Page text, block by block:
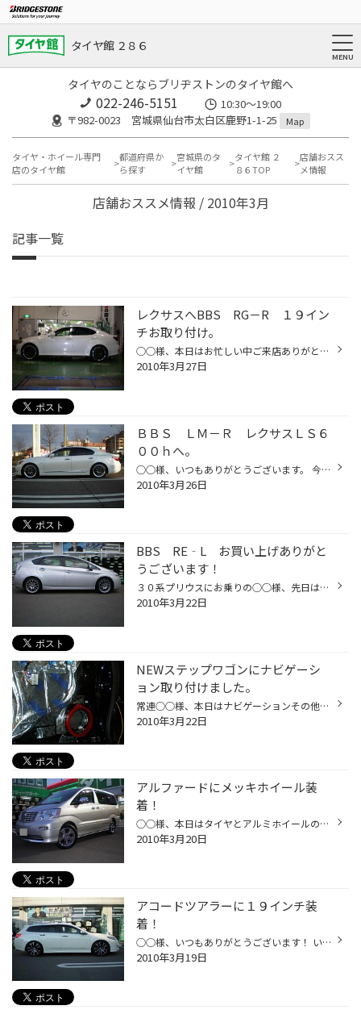
タイヤ館 ２８６
タイヤのことならブリヂストンのタイヤ館へ
022-246-5151
10:30～19:00
〒982-0023 宮城県仙台市太白区鹿野1-1-25
Map
タイヤ・ホイール専門
店のタイヤ館
都道府県か
ら探す
宮城県のタ
イヤ館
タイヤ館 ２
８６TOP
店舗おスス
メ情報
店舗おススメ情報 / 2010年3月
記事一覧
レクサスへBBS RG－R １９イン
チお取り付け。
○○様、本日はお忙しい中ご来店ありがとうございます。 ＢＢＳ ＲＧ－ＲのＢＰ（ブラックポリッシュ）カラー、格好良いです！大人のレクサスが一段と大人に！タイヤも新製品のポテンザＳ００１。エクストラロード規格で剛性もバッチリです！ 納期がかかってしまい、大変お待たせしました。その代り...
2010年3月27日
ＢＢＳ ＬＭ－Ｒ レクサスＬＳ６
００ｈへ。
○○様、いつもありがとうございます。 今回来ました！ＢＢＳ ＬＭ―Ｒ ２００９Ｆ１・ブラウンＧＰダブルタイトル獲得記念限定モデル！専用カラーのＤＢＫ－Ｐ（ダイヤモンドブラッククリアポリッシュ） とてもカッコいいです！！さりげなく落とした車高に２０インチがジャストフィット。カラーもと...
2010年3月26日
BBS RE‐L お買い上げありがと
うございます！
３０系プリウスにお乗りの○○様、先日はお買い上げありがとうございます！！！ シルバーのボディーにホイールはＤＳＫ（ダイヤモンドシルバークリア）。 似合ってます！！！ ＲＥ‐Ｌ専用のグリーンのセンターキャップも個性を出していていい感じですね。 純正ホイールよりも重量が軽くなるのでもとも...
2010年3月22日
NEWステップワゴンにナビゲーシ
ョン取り付けました。
常連○○様、本日はナビゲーションその他お買い上げありがとうございます！パナソニックのＨＸ９００を始め、スピーカー類はアルパインで統一の５．１ＣＨ。ドアはデットニングを施し、「いい音」を追求。 いやー、久しぶりにデットニング施工しましたよ。昔取った杵柄、頭の奥に眠っていた埃だらけの...
2010年3月22日
アルファードにメッキホイール装
着！
○○様、本日はタイヤとアルミホイールのセットお買い上げありがとうございます！ Ｇコーポレーションのエステイタスのメッキ似合っています。オプションのメッキフロントスポイラーとメッキドアミラーにピッタリ合いましたね！高級感が更に増しました。 タイヤも新製品エコピアＥＸ１０を合わせ、環...
2010年3月20日
アコードツアラーに１９インチ装
着！
○○様、いつもありがとうございます！ いやー、かっこいいですね、ツアラーに１９インチ！しかも気合いのフェイスⅡ！男です。 タイヤは環境に優しいＮＥＷタイヤエコピアＥＸ１０！１９インチの設定があるなんて勉強 不足でした（笑）。 たまたま営業に来店していた、アルミホイール業者の営業の方が...
2010年3月19日